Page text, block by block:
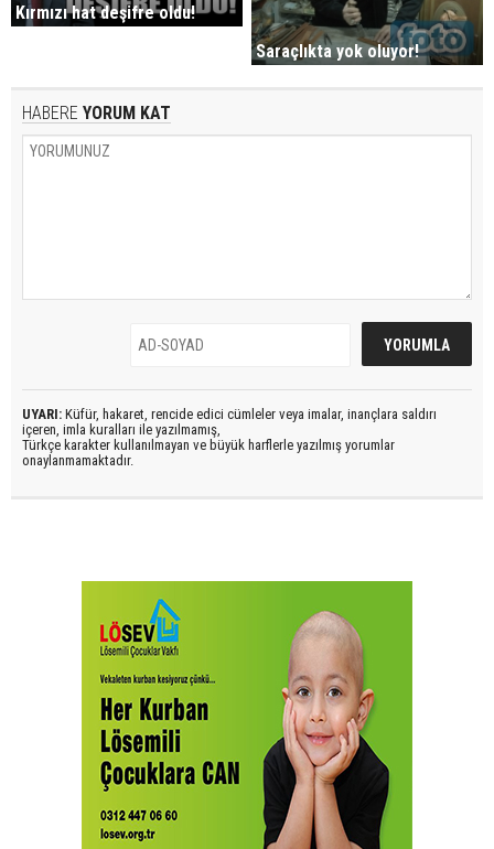
Kırmızı hat deşifre oldu!
Saraçlıkta yok oluyor!
HABERE YORUM KAT
UYARI: Küfür, hakaret, rencide edici cümleler veya imalar, inançlara saldırı
içeren, imla kuralları ile yazılmamış,
Türkçe karakter kullanılmayan ve büyük harflerle yazılmış yorumlar
onaylanmamaktadır.